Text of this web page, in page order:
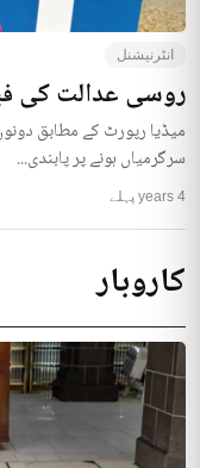
انٹرنیشنل
روسی عدالت کی
میڈیا رپورٹ کے مطابق
سرگرمیاں ہونے پر پابندی...
4 years پہلے
کاروبار